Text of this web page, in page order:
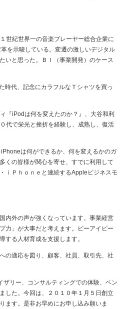
世紀世界一の音楽プレーヤー総合企業に
を示唆している。変遷の激しいデジタル
いと思った。ＢＩ（事業開発）のケース
時代、記念にカラフルなＴシャツを買っ
『iPodは何を変えたのか？』、大谷和利
代で栄光と挫折を経験し、成熟し、復活
は何ができるか、何を変えるかのガ
くの皆様が関心を寄せ、すでに利用して
Ｐｈｏｎｅと連続するAppleビジネスモ
内外の声が強くなっています。事業経営
力」が大事だと考えます。ビーアイピー
る人材育成を支援します。
の適応を図り、顧客、社員、取引先、社
リー、コンサルティングでの体験、ベン
した。今回は、２０１０年１月５日創立
ます。是非お早めにお申し込み願いま